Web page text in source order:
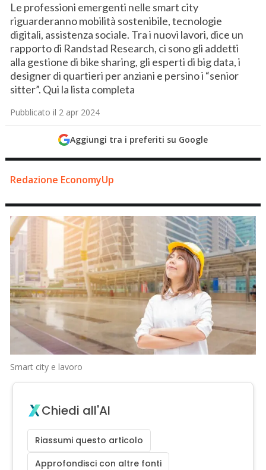
Le professioni emergenti nelle smart city
riguarderanno mobilità sostenibile, tecnologie
digitali, assistenza sociale. Tra i nuovi lavori, dice un
rapporto di Randstad Research, ci sono gli addetti
alla gestione di bike sharing, gli esperti di big data, i
designer di quartieri per anziani e persino i “senior
sitter”. Qui la lista completa
Pubblicato il 2 apr 2024
Aggiungi tra i preferiti su Google
Redazione EconomyUp
Smart city e lavoro
Chiedi all'AI
Riassumi questo articolo
Approfondisci con altre fonti